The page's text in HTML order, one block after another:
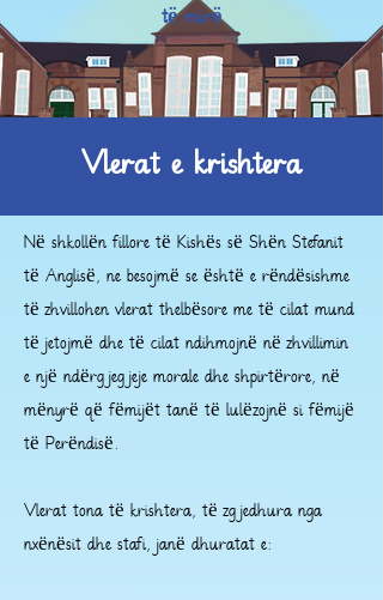
të mirë
Vlerat e krishtera
Në shkollën fillore të Kishës së Shën Stefanit
të Anglisë, ne besojmë se është e rëndësishme
të zhvillohen vlerat thelbësore me të cilat mund
të jetojmë dhe të cilat ndihmojnë në zhvillimin
e një ndërgjegjeje morale dhe shpirtërore, në
mënyrë që fëmijët tanë të lulëzojnë si fëmijë
të Perëndisë.
Vlerat tona të krishtera, të zgjedhura nga
nxënësit dhe stafi, janë dhuratat e: